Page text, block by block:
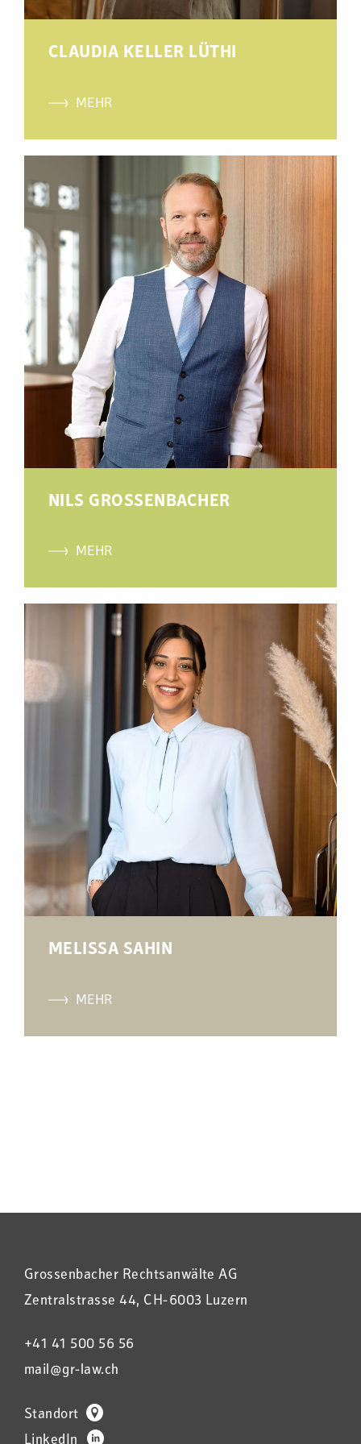
CLAUDIA KELLER LÜTHI
MEHR
NILS GROSSENBACHER
MEHR
MELISSA SAHIN
MEHR
Grossenbacher Rechtsanwälte AG
Zentralstrasse 44, CH-6003 Luzern
+41 41 500 56 56
mail@gr-law.ch
Standort
LinkedIn